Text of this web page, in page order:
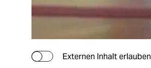
Externen Inhalt erlauben